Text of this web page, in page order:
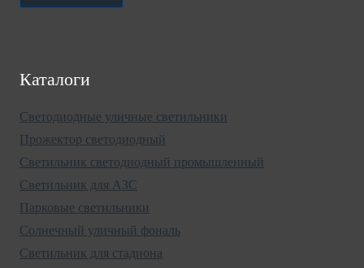
Каталоги
Светодиодные уличные светильники
Прожектор светодиодный
Светильник светодиодный промышленный
Светильник для АЗС
Парковые светильники
Солнечный уличный фональ
Светильник для стадиона